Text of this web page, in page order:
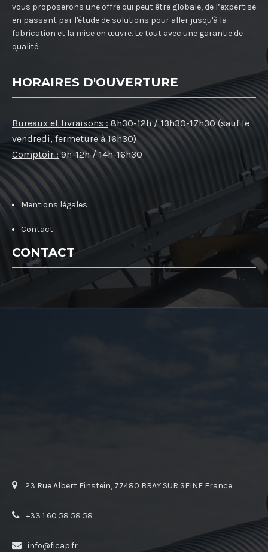
vous proposerons une offre qui peut être globale, de l’expertise
en passant par l'étude de solutions pour aller jusqu'à la
fabrication et la mise en œuvre. Le tout avec une garantie de
qualité.
HORAIRES D'OUVERTURE
Bureaux et livraisons : 8h30-12h / 13h30-17h30 (sauf le
vendredi, fermeture à 16h30)
Comptoir : 9h-12h / 14h-16h30
Mentions légales
Contact
CONTACT
23 Rue Albert Einstein, 77480 BRAY SUR SEINE France
+33 1 60 58 58 58
info@ficap.fr